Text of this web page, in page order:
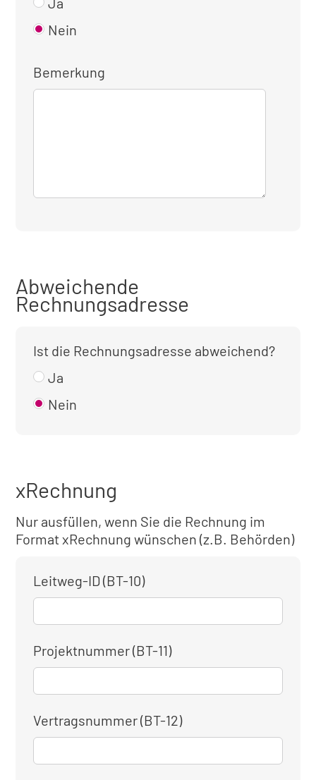
Nein
Bemerkung
Abweichende
Rechnungsadresse
Ist die Rechnungsadresse abweichend?
Ja
Nein
xRechnung
Nur ausfüllen, wenn Sie die Rechnung im
Format xRechnung wünschen (z.B. Behörden)
Leitweg-ID (BT-10)
Projektnummer (BT-11)
Vertragsnummer (BT-12)